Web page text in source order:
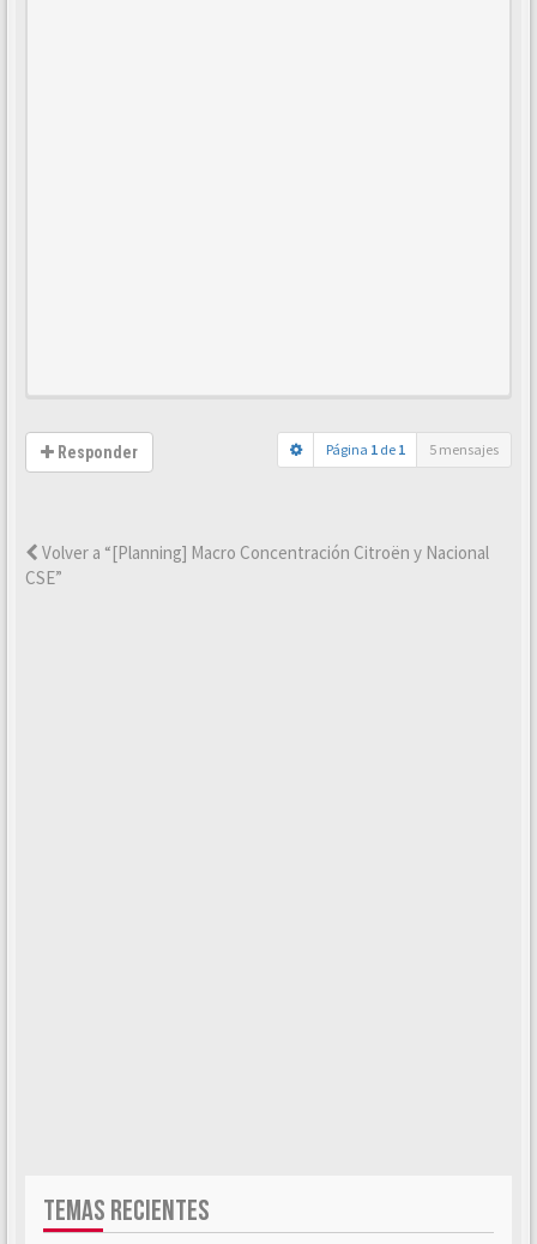
Responder Página 1 de 1 5 mensajes
Volver a “[Planning] Macro Concentración Citroën y Nacional
CSE”
TEMAS RECIENTES